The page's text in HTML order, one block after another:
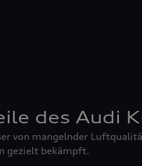
des Audi
von mangelnder
gezielt bekämpft.